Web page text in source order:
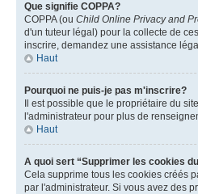
Que signifie COPPA?
COPPA (ou Child Online Privacy and
d'un tuteur légal) pour la collecte de
inscrire, demandez une assistance
Haut
Pourquoi ne puis-je pas m'inscrire?
Il est possible que le propriétaire du
l'administrateur pour plus de
Haut
A quoi sert “Supprimer les cookies
Cela supprime tous les cookies créés
par l'administrateur. Si vous avez des